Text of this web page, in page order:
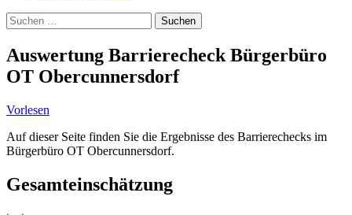
Suche
Suchen
nach:
Auswertung Barrierecheck Bürgerbüro
OT Obercunnersdorf
Vorlesen
Auf dieser Seite finden Sie die Ergebnisse des Barrierechecks im
Bürgerbüro OT Obercunnersdorf.
Gesamteinschätzung